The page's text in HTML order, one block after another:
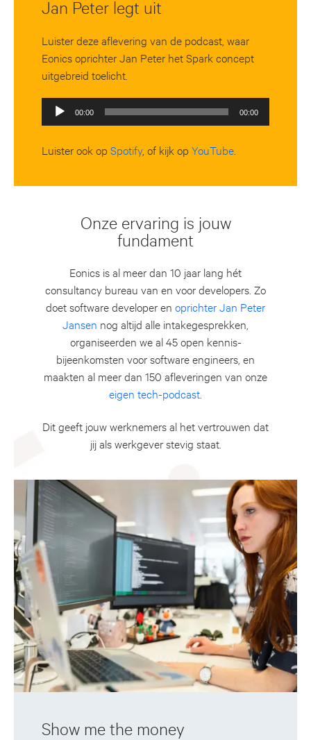
Jan Peter legt uit
Luister deze aflevering van de podcast, waar
Eonics oprichter Jan Peter het Spark concept
uitgebreid toelicht.
Audiospeler
00:00 00:00
Luister ook op Spotify, of kijk op YouTube
Onze ervaring is jouw
fundament
Eonics is al meer dan 10 jaar lang hét
consultancy bureau van en voor developers. Zo
doet software developer en oprichter Jan Peter
Jansen nog altijd alle intakegesprekken,
organiseerden we al 45 open kennis-
bijeenkomsten voor software engineers, en
maakten al meer dan 150 afleveringen van onze
eigen tech-podcast
Dit geeft jouw werknemers al het vertrouwen dat
jij als werkgever stevig staat.
Show me the money